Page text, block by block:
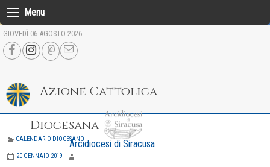
Skip
to
content
Menu
GIOVEDÌ 06 AGOSTO 2026
Azione Cattolica
Diocesana
Arcidiocesi di Siracusa
CALENDARIO DIOCESANO
20 GENNAIO 2019